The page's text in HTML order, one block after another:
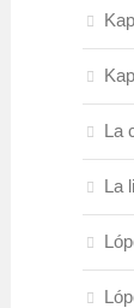
Kap
La
La